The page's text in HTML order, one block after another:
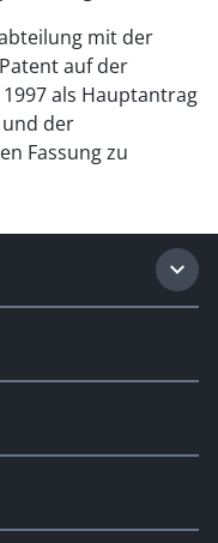
mit der
auf der
als Hauptantrag
der
Fassung zu